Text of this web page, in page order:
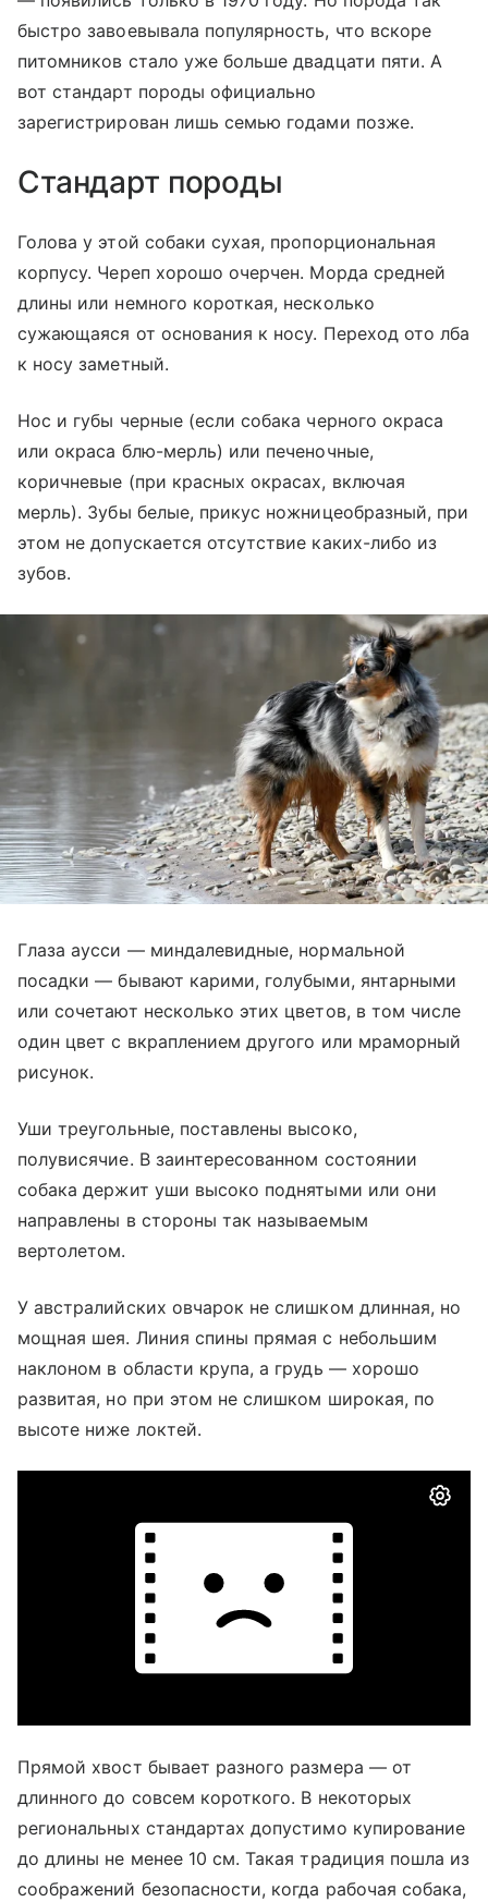
быстро завоевывала популярность, что вскоре
питомников стало уже больше двадцати пяти. А
вот стандарт породы официально
зарегистрирован лишь семью годами позже.
Стандарт породы
Голова у этой собаки сухая, пропорциональная
корпусу. Череп хорошо очерчен. Морда средней
длины или немного короткая, несколько
сужающаяся от основания к носу. Переход ото лба
к носу заметный.
Нос и губы черные (если собака черного окраса
или окраса блю-мерль) или печеночные,
коричневые (при красных окрасах, включая
мерль). Зубы белые, прикус ножницеобразный, при
этом не допускается отсутствие каких-либо из
зубов.
Глаза аусси — миндалевидные, нормальной
посадки — бывают карими, голубыми, янтарными
или сочетают несколько этих цветов, в том числе
один цвет с вкраплением другого или мраморный
рисунок.
Уши треугольные, поставлены высоко,
полувисячие. В заинтересованном состоянии
собака держит уши высоко поднятыми или они
направлены в стороны так называемым
вертолетом.
У австралийских овчарок не слишком длинная, но
мощная шея. Линия спины прямая с небольшим
наклоном в области крупа, а грудь — хорошо
развитая, но при этом не слишком широкая, по
высоте ниже локтей.
Прямой хвост бывает разного размера — от
длинного до совсем короткого. В некоторых
региональных стандартах допустимо купирование
до длины не менее 10 см. Такая традиция пошла из
соображений безопасности, когда рабочая собака,